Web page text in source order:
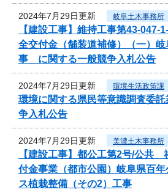
2024年7月29日更新 岐阜土木事務所
【建設工事】維持工事第43-
全交付金（舗装道補修）（一）
事 に関する一般競争入札公告
2024年7月29日更新 環境生活政策課
環境に関する県民等意識調査委
争入札公告
2024年7月29日更新 美濃土木事務所
【建設工事】都公工第2号/公共
付金事業（都市公園）岐阜県百
ス植栽整備（その2）工事